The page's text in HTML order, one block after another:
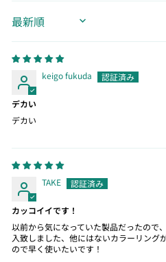
SORT BY
keigo fukuda
デカい
デカい
TAKE
カッコイイです！
以前から気になっていた製品だったので
入致しました、他にはないカラーリング
ので早く使いたいです！